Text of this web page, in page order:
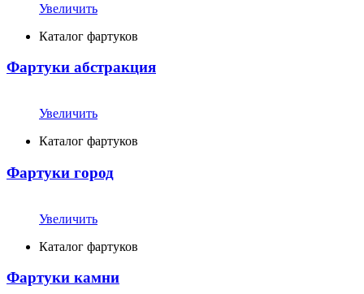
Увеличить
Каталог фартуков
Фартуки абстракция
Увеличить
Каталог фартуков
Фартуки город
Увеличить
Каталог фартуков
Фартуки камни